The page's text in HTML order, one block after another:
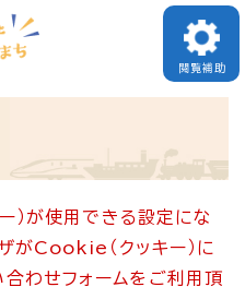
して本文へ
閲覧補助
）が使用できる設定にな
がCookie（クッキー）に
わせフォームをご利用頂